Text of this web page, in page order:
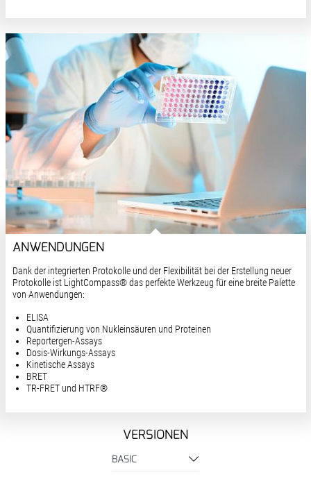
ANWENDUNGEN
Dank der integrierten Protokolle und der Flexibilität bei der Erstellung neuer
Protokolle ist LightCompass® das perfekte Werkzeug für eine breite Palette
von Anwendungen:
ELISA
Quantifizierung von Nukleinsäuren und Proteinen
Reportergen-Assays
Dosis-Wirkungs-Assays
Kinetische Assays
BRET
TR-FRET und HTRF®
VERSIONEN
BASIC